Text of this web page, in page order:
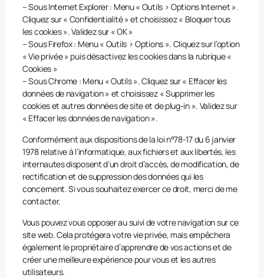
– Sous Internet Explorer : Menu « Outils > Options Internet ».
Cliquez sur « Confidentialité » et choisissez « Bloquer tous
les cookies ». Validez sur « OK »
– Sous Firefox : Menu « Outils > Options ». Cliquez sur l’option
« Vie privée » puis désactivez les cookies dans la rubrique «
Cookies »
– Sous Chrome : Menu « Outils ». Cliquez sur « Effacer les
données de navigation » et choisissez « Supprimer les
cookies et autres données de site et de plug-in ». Validez sur
« Effacer les données de navigation ».
Conformément aux dispositions de la loi n°78-17 du 6 janvier
1978 relative à l’informatique, aux fichiers et aux libertés, les
internautes disposent d’un droit d’accès, de modification, de
rectification et de suppression des données qui les
concernent. Si vous souhaitez exercer ce droit, merci de me
contacter.
Vous pouvez vous opposer au suivi de votre navigation sur ce
site web. Cela protégera votre vie privée, mais empêchera
également le propriétaire d’apprendre de vos actions et de
créer une meilleure expérience pour vous et les autres
utilisateurs.